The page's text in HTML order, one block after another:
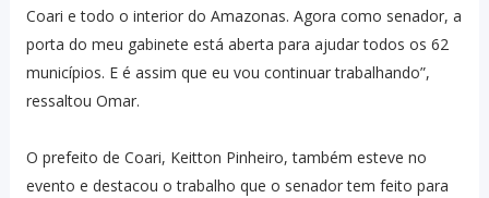
Coari e todo o interior do Amazonas. Agora como senador, a
porta do meu gabinete está aberta para ajudar todos os 62
municípios. E é assim que eu vou continuar trabalhando”,
ressaltou Omar.
O prefeito de Coari, Keitton Pinheiro, também esteve no
evento e destacou o trabalho que o senador tem feito para